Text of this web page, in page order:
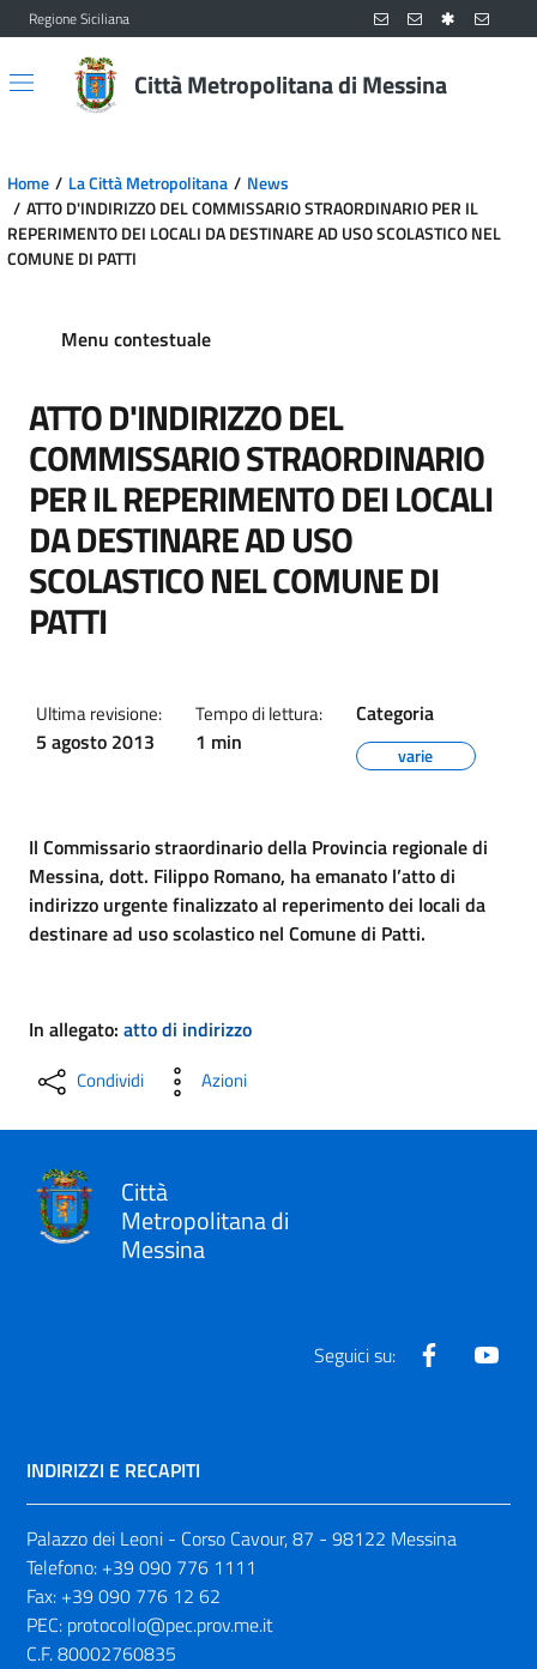
Vai al contenuto principale
Vai al menu principale
Regione Siciliana
Città Metropolitana di Messina
Home La Città Metropolitana
News
ATTO D'INDIRIZZO DEL COMMISSARIO STRAORDINARIO PER IL
REPERIMENTO DEI LOCALI DA DESTINARE AD USO SCOLASTICO NEL
COMUNE DI PATTI
Menu contestuale
ATTO D'INDIRIZZO DEL
COMMISSARIO STRAORDINARIO
PER IL REPERIMENTO DEI LOCALI
DA DESTINARE AD USO
SCOLASTICO NEL COMUNE DI
PATTI
Ultima revisione:
5 agosto 2013
Tempo di lettura:
1 min
Categoria
varie
Il Commissario straordinario della Provincia regionale di
Messina, dott. Filippo Romano, ha emanato l’atto di
indirizzo urgente finalizzato al reperimento dei locali da
destinare ad uso scolastico nel Comune di Patti.
In allegato: atto di indirizzo
Condividi Azioni
Città
Metropolitana di
Messina
Seguici su: Facebook
INDIRIZZI E RECAPITI
Palazzo dei Leoni - Corso Cavour, 87 - 98122 Messina
Telefono: +39 090 776 1111
Fax: +39 090 776 12 62
PEC: protocollo@pec.prov.me.it
C.F. 80002760835